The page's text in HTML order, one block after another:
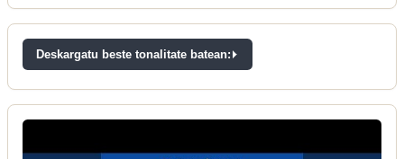
Deskargatu beste tonalitate batean: